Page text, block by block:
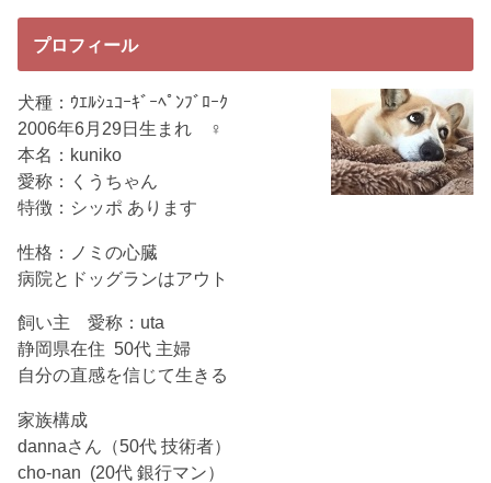
プロフィール
犬種：ｳｴﾙｼｭｺｰｷﾞｰﾍﾟﾝﾌﾞﾛｰｸ
2006年6月29日生まれ ♀
本名：kuniko
愛称：くうちゃん
特徴：シッポ あります
性格：ノミの心臓
病院とドッグランはアウト
飼い主 愛称：uta
静岡県在住 50代 主婦
自分の直感を信じて生きる
家族構成
dannaさん（50代 技術者）
cho-nan (20代 銀行マン）